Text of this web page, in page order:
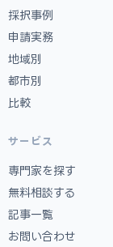
採択事例
申請実務
地域別
都市別
比較
サービス
専門家を探す
無料相談する
記事一覧
お問い合わせ